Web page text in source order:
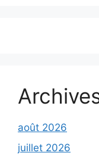
août 2026
juillet 2026